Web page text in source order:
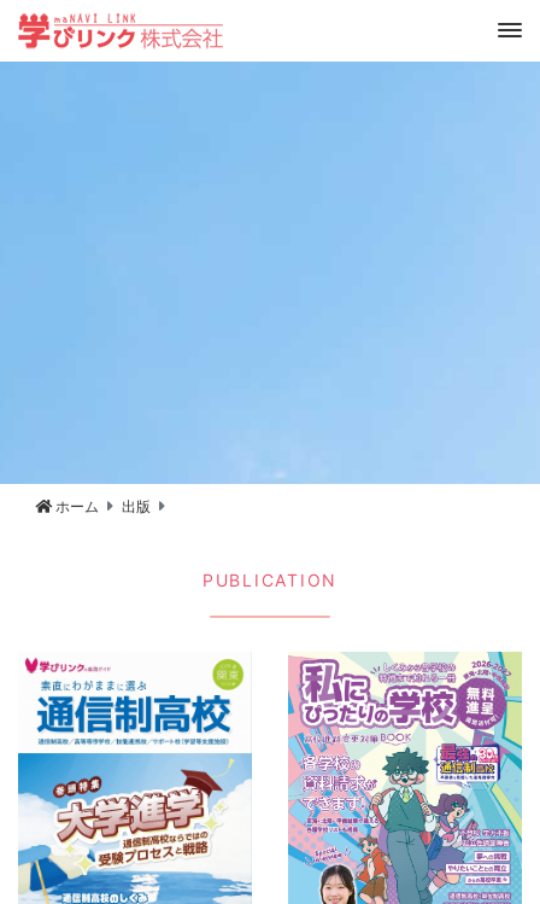
ホーム 出版
PUBLICATION